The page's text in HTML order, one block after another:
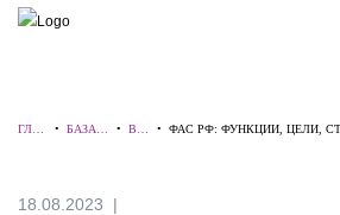
ПОИСК ПО САЙТУ
ГЛА
• БАЗА
• ВИ
• ФАС РФ: ФУНКЦИИ, ЦЕЛИ,
18.08.2023